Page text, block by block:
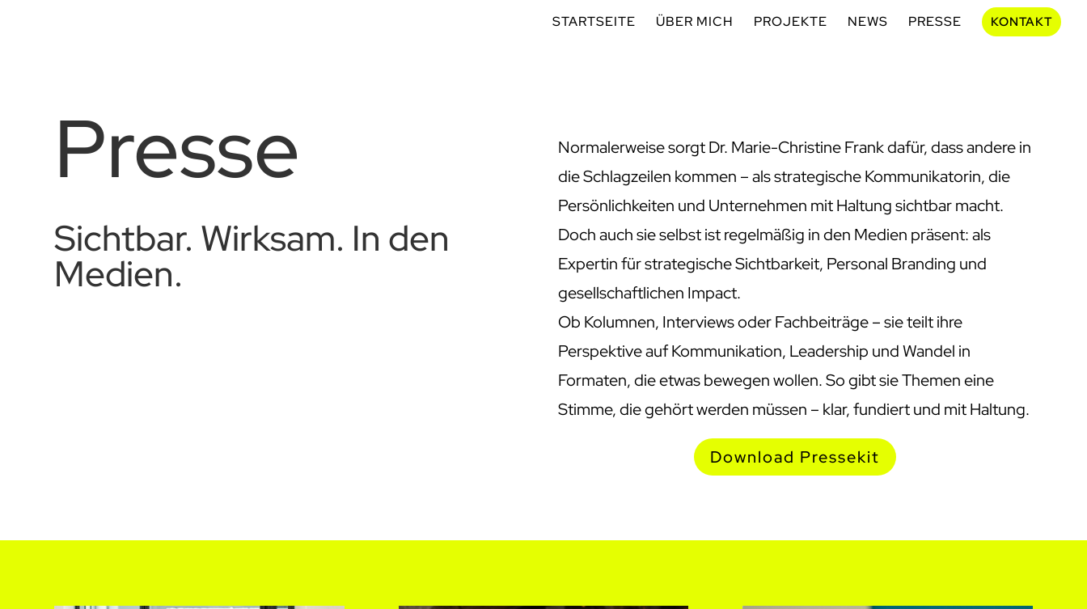
STARTSEITE ÜBER MICH PROJEKTE NEWS PRESSE KONTAKT
Presse
Sichtbar. Wirksam. In den
Medien.
Normalerweise sorgt Dr. Marie-Christine Frank dafür, dass andere in
die Schlagzeilen kommen – als strategische Kommunikatorin, die
Persönlichkeiten und Unternehmen mit Haltung sichtbar macht.
Doch auch sie selbst ist regelmäßig in den Medien präsent: als
Expertin für strategische Sichtbarkeit, Personal Branding und
gesellschaftlichen Impact.
Ob Kolumnen, Interviews oder Fachbeiträge – sie teilt ihre
Perspektive auf Kommunikation, Leadership und Wandel in
Formaten, die etwas bewegen wollen. So gibt sie Themen eine
Stimme, die gehört werden müssen – klar, fundiert und mit Haltung.
Download Pressekit